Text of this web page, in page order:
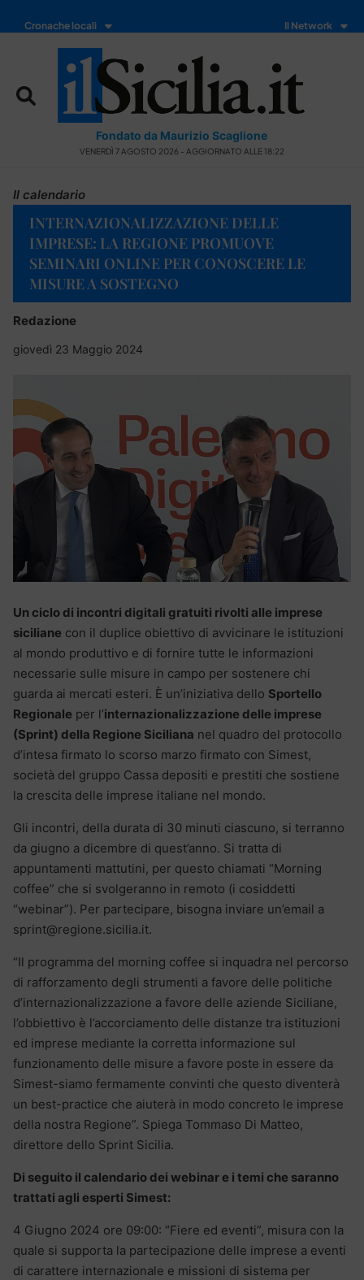
Cronache locali Il Network
Fondato da Maurizio Scaglione
VENERDÌ 7 AGOSTO 2026 - AGGIORNATO ALLE 18:22
Il calendario
INTERNAZIONALIZZAZIONE DELLE
IMPRESE: LA REGIONE PROMUOVE
SEMINARI ONLINE PER CONOSCERE LE
MISURE A SOSTEGNO
Redazione
giovedì 23 Maggio 2024
Un ciclo di incontri digitali gratuiti rivolti alle imprese
siciliane con il duplice obiettivo di avvicinare le istituzioni
al mondo produttivo e di fornire tutte le informazioni
necessarie sulle misure in campo per sostenere chi
guarda ai mercati esteri. È un’iniziativa dello Sportello
Regionale per l’internazionalizzazione delle imprese
(Sprint) della Regione Siciliana nel quadro del protocollo
d’intesa firmato lo scorso marzo firmato con Simest,
società del gruppo Cassa depositi e prestiti che sostiene
la crescita delle imprese italiane nel mondo.
Gli incontri, della durata di 30 minuti ciascuno, si terranno
da giugno a dicembre di quest’anno. Si tratta di
appuntamenti mattutini, per questo chiamati “Morning
coffee” che si svolgeranno in remoto (i cosiddetti
“webinar”). Per partecipare, bisogna inviare un’email a
sprint@regione.sicilia.it.
“Il programma del morning coffee si inquadra nel percorso
di rafforzamento degli strumenti a favore delle politiche
d’internazionalizzazione a favore delle aziende Siciliane,
l’obbiettivo è l’accorciamento delle distanze tra istituzioni
ed imprese mediante la corretta informazione sul
funzionamento delle misure a favore poste in essere da
Simest-siamo fermamente convinti che questo diventerà
un best-practice che aiuterà in modo concreto le imprese
della nostra Regione”. Spiega Tommaso Di Matteo,
direttore dello Sprint Sicilia.
Di seguito il calendario dei webinar e i temi che saranno
trattati agli esperti Simest:
4 Giugno 2024 ore 09:00: “Fiere ed eventi”, misura con la
quale si supporta la partecipazione delle imprese a eventi
di carattere internazionale e missioni di sistema per